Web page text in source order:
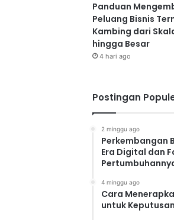
Panduan
Peluang Bisnis
Kambing dari
hingga Besar
4 hari ago
Postingan
2 minggu ago
Perkembangan
Era Digital dan
4 minggu ago
Cara
untuk